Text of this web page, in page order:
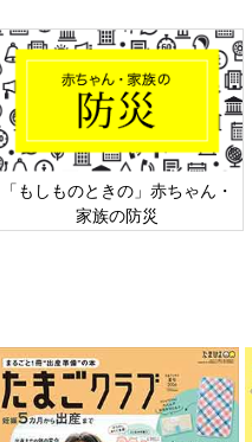
ちゃんのクリアーバッグを
は種類豊富に展開されてい
こちらは1パック20枚入りと
「もしものときの」赤ちゃん・
家族の防災